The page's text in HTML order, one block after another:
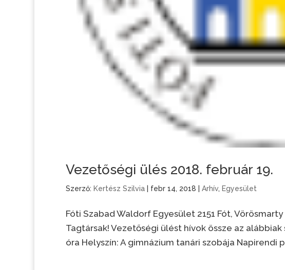
Vezetőségi ülés 2018. február 19.
Szerző: Kertész Szilvia| febr 14, 2018 Arhív, Egyesület
Fóti Szabad Waldorf Egyesület 2151 Fót, Vörösmarty
Tagtársak! Vezetőségi ülést hívok össze az
óra Helyszín: A gimnázium tanári szobája Napirendi